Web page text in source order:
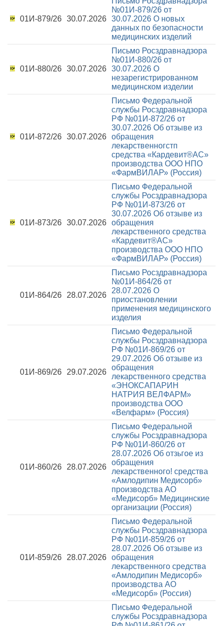
01И-879/26 30.07.2026
№01И-879/26 от
30.07.2026 О новых
данных по безопасности
медицинских изделий
01И-880/26 30.07.2026
Письмо Росздравнадзора
№01И-880/26 от
30.07.2026 О
незарегистрированном
медицинском изделии
01И-872/26 30.07.2026
Письмо Федеральной
службы Росздравнадзора
РФ №01И-872/26 от
30.07.2026 Об отзыве из
обращения
лекарственногстп
средства «Кардевит®АС»
производства ООО НПО
«ФармВИЛАР» (Россия)
01И-873/26 30.07.2026
Письмо Федеральной
службы Росздравнадзора
РФ №01И-873/26 от
30.07.2026 Об отзыве из
обращения
лекарственного средства
«Кардевит®АС»
производства ООО НПО
«ФармВИЛАР» (Россия)
01И-864/26 28.07.2026
Письмо Росздравнадзора
№01И-864/26 от
28.07.2026 О
приостановлении
применения медицинского
изделия
01И-869/26 29.07.2026
Письмо Федеральной
службы Росздравнадзора
РФ №01И-869/26 от
29.07.2026 Об отзыве из
обращения
лекарственного средства
«ЭНОКСАПАРИН
НАТРИЯ ВЕЛФАРМ»
производства ООО
«Велфарм» (Россия)
01И-860/26 28.07.2026
Письмо Федеральной
службы Росздравнадзора
РФ №01И-860/26 от
28.07.2026 Об отзьгое из
обращения
лекарственного! средства
«Амлодипин Медисорб»
производства АО
«Медисорб» Медицинские
организации (Россия)
01И-859/26 28.07.2026
Письмо Федеральной
службы Росздравнадзора
РФ №01И-859/26 от
28.07.2026 Об отзыве из
обращения
лекарственного средства
«Амлодипин Медисорб»
производства АО
«Медисорб» (Россия)
Письмо Федеральной
службы Росздравнадзора